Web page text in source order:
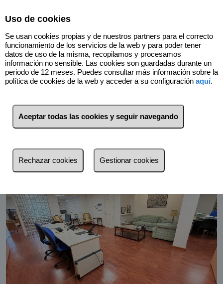
Volver
Uso de cookies
Se usan cookies propias y de nuestros partners para el correcto
funcionamiento de los servicios de la web y para poder tener
datos de uso de la misma, recopilamos y procesamos
información no sensible. Las cookies son guardadas durante un
periodo de 12 meses. Puedes consultar más información sobre la
política de cookies de la web y acceder a su configuración aquí.
Aceptar todas las cookies y seguir navegando
Rechazar cookies Gestionar cookies